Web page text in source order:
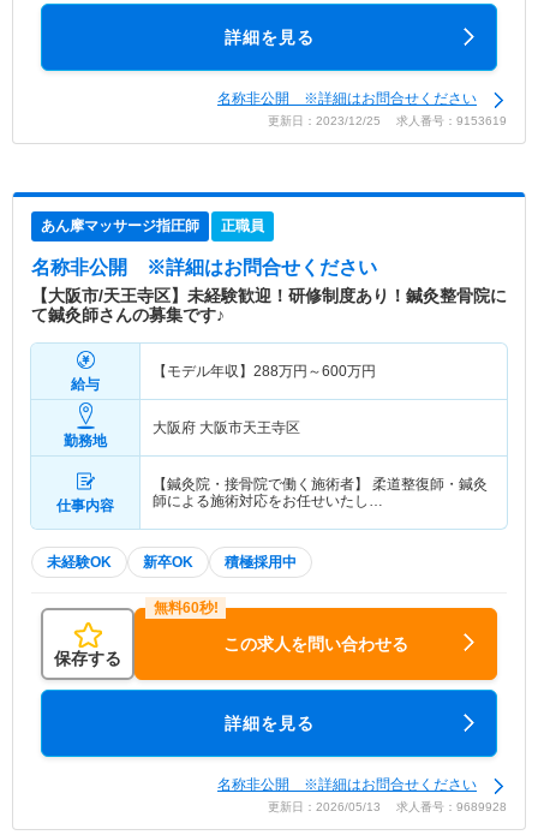
詳細を見る
名称非公開 ※詳細はお問合せください
更新日：2023/12/25 求人番号：9153619
あん摩マッサージ指圧師 正職員
名称非公開 ※詳細はお問合せください
【大阪市/天王寺区】未経験歓迎！研修制度あり！鍼灸整骨院に
て鍼灸師さんの募集です♪
給与
【モデル年収】 288万円～600万円
勤務地
大阪府 大阪市天王寺区
仕事内容
【鍼灸院・接骨院で働く施術者】 柔道整復師・鍼灸
師による施術対応をお任せいたし…
未経験OK 新卒OK 積極採用中
保存する
この求人を問い合わせる
詳細を見る
名称非公開 ※詳細はお問合せください
更新日：2026/05/13 求人番号：9689928